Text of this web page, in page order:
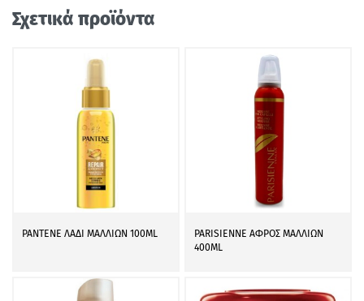
Σχετικά προϊόντα
PANTENE ΛΑΔΙ ΜΑΛΛΙΩΝ 100ML
PARISIENNE ΑΦΡΟΣ ΜΑΛΛΙΩΝ
400ML